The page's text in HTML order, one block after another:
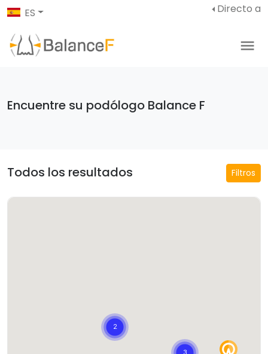
ES Directo a
Encuentre su podólogo Balance F
Todos los resultados Filtros